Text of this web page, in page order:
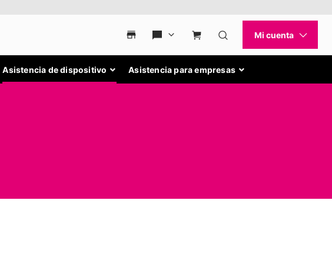
Asistencia de dispositivo Asistencia para empresas